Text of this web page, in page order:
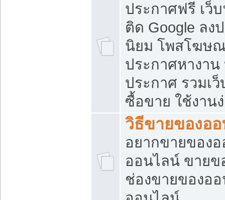
ประกาศฟรี เว็
ติด Google ลง
นิยม โพสโฆษ
ประกาศหางาน
ประกาศ รวมเ
ซื้อขาย ใช้งาน
วิธีขายของอ
อยากขายของ
ออนไลน์ ขายข
ช่องขายของอ